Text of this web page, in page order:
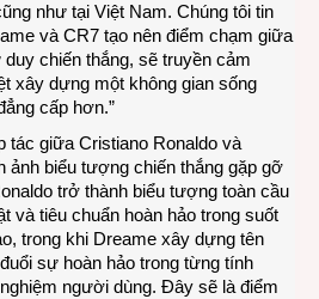
như tại Việt Nam. Chúng tôi tin
và CR7 tạo nên điểm chạm giữa
chiến thắng, sẽ truyền cảm
xây dựng một không gian sống
cấp hơn.”
tác giữa Cristiano Ronaldo và
ảnh biểu tượng chiến thắng gặp gỡ
trở thành biểu tượng toàn cầu
và tiêu chuẩn hoàn hảo trong suốt
trong khi Dreame xây dựng tên
sự hoàn hảo trong từng tính
người dùng. Đây sẽ là điểm